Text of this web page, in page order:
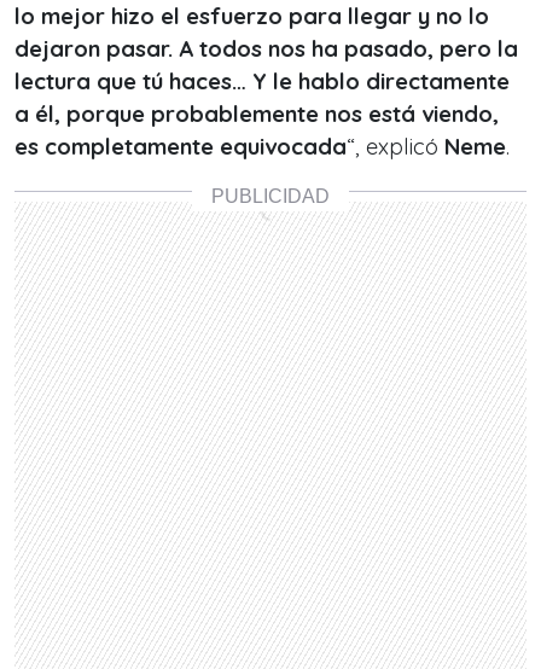
lo mejor hizo el esfuerzo para llegar y no lo
dejaron pasar. A todos nos ha pasado, pero la
lectura que tú haces… Y le hablo directamente
a él, porque probablemente nos está viendo,
es completamente equivocada“, explicó Neme.